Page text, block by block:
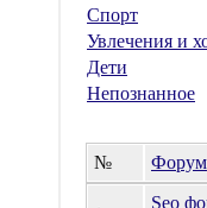
Спорт
Увлечения и
Дети
Непознанное
№ Форум
Seo